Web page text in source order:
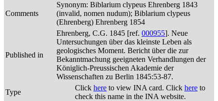
Comments
Synonym: Biblarium clypeus Ehrenberg 1843
(invalid, nomen nudum); Biblarium clypeus
(Ehrenberg) Ehrenberg 1854
Published in
Ehrenberg, C.G. 1845 [ref. 000955]. Neue
Untersuchungen über das kleinste Leben als
geologisches Moment. Bericht über die zur
Bekanntmachung geeigneten Verhandlungen der
Königlich-Preussischen Akademie der
Wissenschaften zu Berlin 1845:53-87.
Type
Click here to view INA card. Click here to
check this name in the INA website.